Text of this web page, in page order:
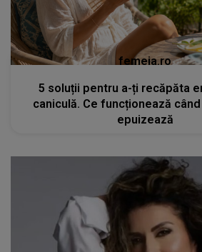
femeia.ro
5 soluții pentru a-ți recăpăta
caniculă. Ce funcționează
epuizează